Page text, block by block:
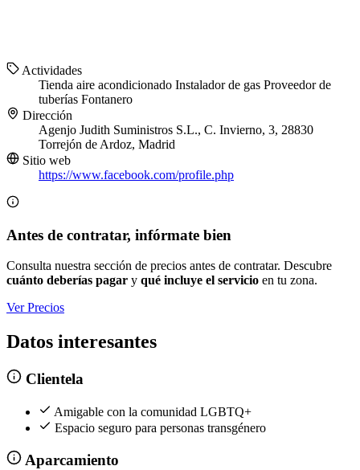
Actividades
Tienda aire acondicionado Instalador de gas Proveedor de
tuberías Fontanero
Dirección
Agenjo Judith Suministros S.L., C. Invierno, 3, 28830
Torrejón de Ardoz, Madrid
Sitio web
https://www.facebook.com/profile.php
Antes de contratar, infórmate bien
Consulta nuestra sección de precios antes de contratar. Descubre
cuánto deberías pagar y qué incluye el servicio en tu zona.
Ver Precios
Datos interesantes
Clientela
Amigable con la comunidad LGBTQ+
Espacio seguro para personas transgénero
Aparcamiento